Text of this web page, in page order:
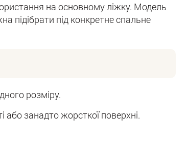
на основному ліжку. Модель
підібрати під конкретне спальне
розміру.
або занадто жорсткої поверхні.